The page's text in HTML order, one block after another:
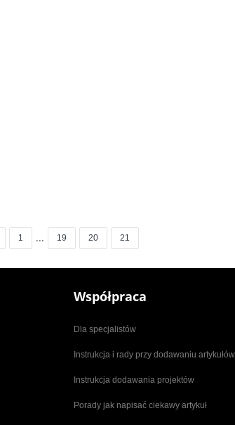
1 ... 19 20 21
Współpraca
Dla specjalistów
Instrukcja i rady przy dodawaniu artykułów
Instrukcja dodawania projektów
Porady jak napisać ciekawy artykuł